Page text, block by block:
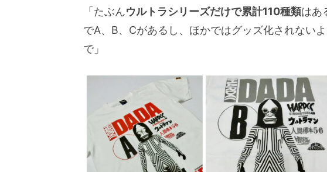
「たぶんウルトラシリーズだけで累計110種類はあ
でA、B、Cがあるし、ほかではグッズ化されない
で」